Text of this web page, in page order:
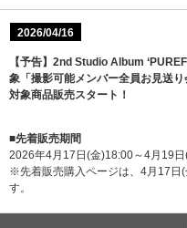
2026/04/16
【予告】2nd Studio Album
象「撮影可能メンバー全員お見送
対象商品販売スタート！
■先着販売期間
2026年4月17日(金)18:00～4月19
※先着販売購入ページは、4月17日
す。